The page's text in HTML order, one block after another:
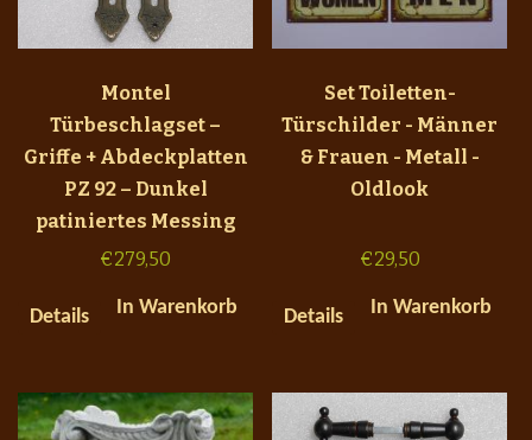
Montel
Türbeschlagset –
Griffe + Abdeckplatten
PZ 92 – Dunkel
patiniertes Messing
€279,50
Details In Warenkorb
Set Toiletten-
Türschilder - Männer
& Frauen - Metall -
Oldlook
€29,50
Details In Warenkorb